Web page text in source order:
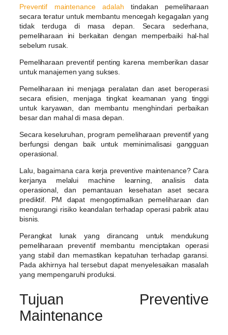
Preventif maintenance adalah tindakan pemeliharaan
secara teratur untuk membantu mencegah kegagalan yang
tidak terduga di masa depan. Secara sederhana,
pemeliharaan ini berkaitan dengan memperbaiki hal-hal
sebelum rusak.
Pemeliharaan preventif penting karena memberikan dasar
untuk manajemen yang sukses.
Pemeliharaan ini menjaga peralatan dan aset beroperasi
secara efisien, menjaga tingkat keamanan yang tinggi
untuk karyawan, dan membantu menghindari perbaikan
besar dan mahal di masa depan.
Secara keseluruhan, program pemeliharaan preventif yang
berfungsi dengan baik untuk meminimalisasi gangguan
operasional.
Lalu, bagaimana cara kerja preventive maintenance? Cara
kerjanya melalui machine learning, analisis data
operasional, dan pemantauan kesehatan aset secara
prediktif. PM dapat mengoptimalkan pemeliharaan dan
mengurangi risiko keandalan terhadap operasi pabrik atau
bisnis.
Perangkat lunak yang dirancang untuk mendukung
pemeliharaan preventif membantu menciptakan operasi
yang stabil dan memastikan kepatuhan terhadap garansi.
Pada akhirnya hal tersebut dapat menyelesaikan masalah
yang mempengaruhi produksi.
Tujuan Preventive
Maintenance